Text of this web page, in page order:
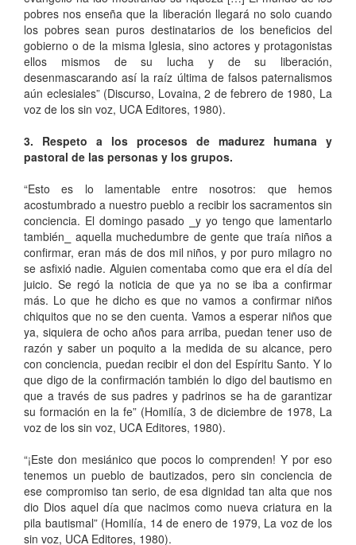
pobres nos enseña que la liberación llegará no solo cuando
los pobres sean puros destinatarios de los beneficios del
gobierno o de la misma Iglesia, sino actores y protagonistas
ellos mismos de su lucha y de su liberación,
desenmascarando así la raíz última de falsos paternalismos
aún eclesiales” (Discurso, Lovaina, 2 de febrero de 1980, La
voz de los sin voz, UCA Editores, 1980).
3. Respeto a los procesos de madurez humana y
pastoral de las personas y los grupos.
“Esto es lo lamentable entre nosotros: que hemos
acostumbrado a nuestro pueblo a recibir los sacramentos sin
conciencia. El domingo pasado ⎯y yo tengo que lamentarlo
también⎯ aquella muchedumbre de gente que traía niños a
confirmar, eran más de dos mil niños, y por puro milagro no
se asfixió nadie. Alguien comentaba como que era el día del
juicio. Se regó la noticia de que ya no se iba a confirmar
más. Lo que he dicho es que no vamos a confirmar niños
chiquitos que no se den cuenta. Vamos a esperar niños que
ya, siquiera de ocho años para arriba, puedan tener uso de
razón y saber un poquito a la medida de su alcance, pero
con conciencia, puedan recibir el don del Espíritu Santo. Y lo
que digo de la confirmación también lo digo del bautismo en
que a través de sus padres y padrinos se ha de garantizar
su formación en la fe” (Homilía, 3 de diciembre de 1978, La
voz de los sin voz, UCA Editores, 1980).
“¡Este don mesiánico que pocos lo comprenden! Y por eso
tenemos un pueblo de bautizados, pero sin conciencia de
ese compromiso tan serio, de esa dignidad tan alta que nos
dio Dios aquel día que nacimos como nueva criatura en la
pila bautismal” (Homilía, 14 de enero de 1979, La voz de los
sin voz, UCA Editores, 1980).